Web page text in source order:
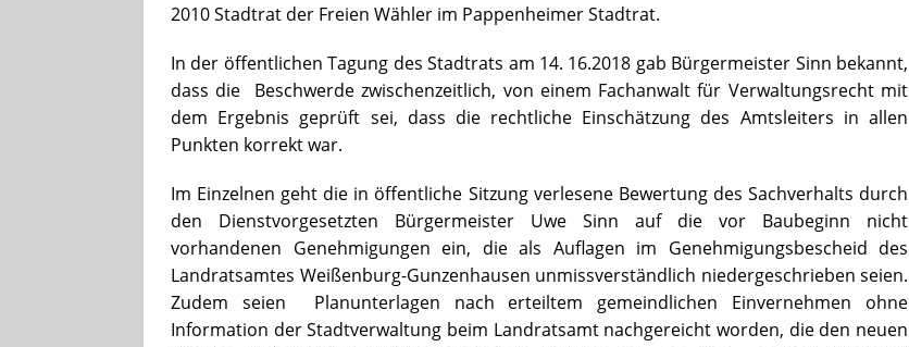
2010 Stadtrat der Freien Wähler im Pappenheimer Stadtrat.
In der öffentlichen Tagung des Stadtrats am 14. 16.2018 gab Bürgermeister Sinn bekannt,
dass die Beschwerde zwischenzeitlich, von einem Fachanwalt für Verwaltungsrecht mit
dem Ergebnis geprüft sei, dass die rechtliche Einschätzung des Amtsleiters in allen
Punkten korrekt war.
Im Einzelnen geht die in öffentliche Sitzung verlesene Bewertung des Sachverhalts durch
den Dienstvorgesetzten Bürgermeister Uwe Sinn auf die vor Baubeginn nicht
vorhandenen Genehmigungen ein, die als Auflagen im Genehmigungsbescheid des
Landratsamtes Weißenburg-Gunzenhausen unmissverständlich niedergeschrieben seien.
Zudem seien Planunterlagen nach erteiltem gemeindlichen Einvernehmen ohne
Information der Stadtverwaltung beim Landratsamt nachgereicht worden, die den neuen